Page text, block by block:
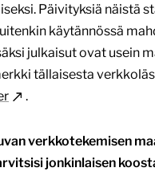
Päivityksiä näistä
käytännössä
julkaisut ovat usein
tällaisesta
.
verkkotekemisen
jonkinlaisen